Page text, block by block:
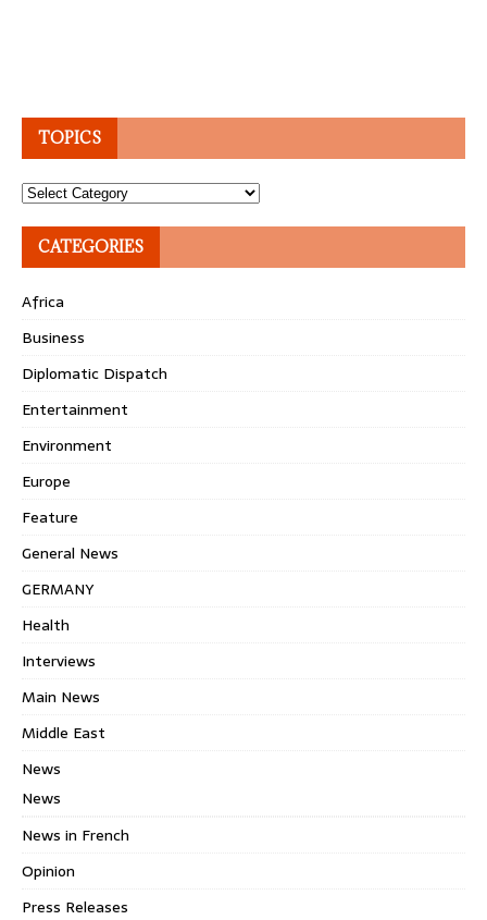
TOPICS
Topics
CATEGORIES
Africa
Business
Diplomatic Dispatch
Entertainment
Environment
Europe
Feature
General News
GERMANY
Health
Interviews
Main News
Middle East
News
News
News in French
Opinion
Press Releases